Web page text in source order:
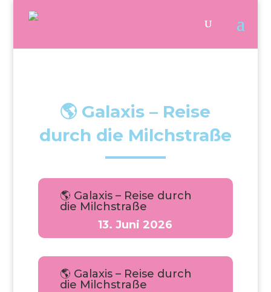
🌎 Galaxis – Reise
durch die Milchstraße
🌎 Galaxis – Reise durch
die Milchstraße
13. Juni 2026
🌎 Galaxis – Reise durch
die Milchstraße